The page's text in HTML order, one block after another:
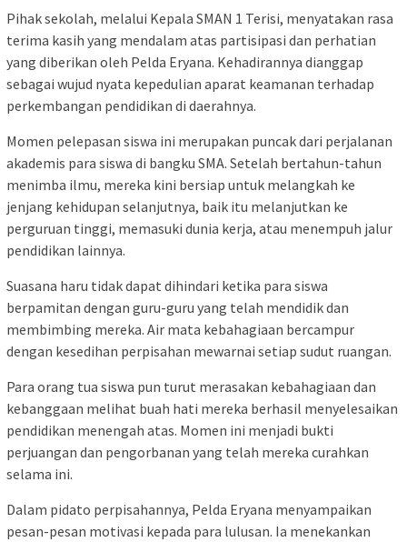
Pihak sekolah, melalui Kepala SMAN 1 Terisi, menyatakan rasa
terima kasih yang mendalam atas partisipasi dan perhatian
yang diberikan oleh Pelda Eryana. Kehadirannya dianggap
sebagai wujud nyata kepedulian aparat keamanan terhadap
perkembangan pendidikan di daerahnya.
Momen pelepasan siswa ini merupakan puncak dari perjalanan
akademis para siswa di bangku SMA. Setelah bertahun-tahun
menimba ilmu, mereka kini bersiap untuk melangkah ke
jenjang kehidupan selanjutnya, baik itu melanjutkan ke
perguruan tinggi, memasuki dunia kerja, atau menempuh jalur
pendidikan lainnya.
Suasana haru tidak dapat dihindari ketika para siswa
berpamitan dengan guru-guru yang telah mendidik dan
membimbing mereka. Air mata kebahagiaan bercampur
dengan kesedihan perpisahan mewarnai setiap sudut ruangan.
Para orang tua siswa pun turut merasakan kebahagiaan dan
kebanggaan melihat buah hati mereka berhasil menyelesaikan
pendidikan menengah atas. Momen ini menjadi bukti
perjuangan dan pengorbanan yang telah mereka curahkan
selama ini.
Dalam pidato perpisahannya, Pelda Eryana menyampaikan
pesan-pesan motivasi kepada para lulusan. Ia menekankan